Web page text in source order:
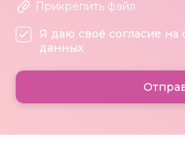
Прикрепить файл
Я даю своё согласие на
данных